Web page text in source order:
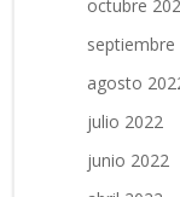
octubre
septiembre
agosto
julio 2022
junio 2022